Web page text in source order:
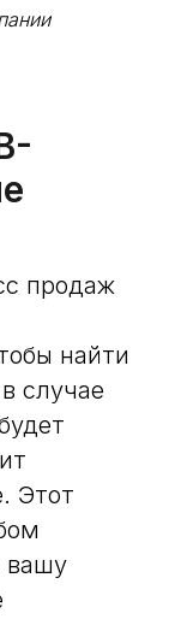
продаж
найти
случае
Этот
вашу